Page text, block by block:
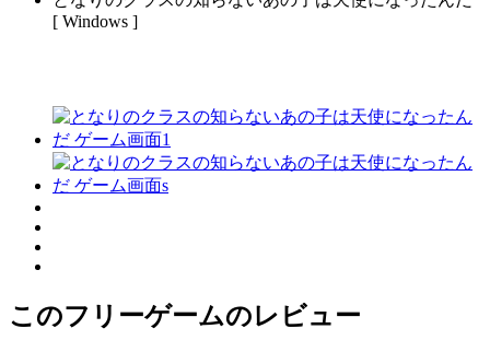
[ Windows ]
このフリーゲームのレビュー